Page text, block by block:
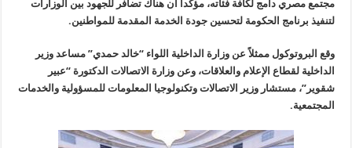
مجتمع مصري دامج لكافة فئاته، مؤكداً أن هناك تضافر للجهود بين الوزارات
لتنفيذ برنامج الحكومة لتحسين جودة الخدمة المقدمة للمواطنين.
وقع البروتوكول ممثلاً عن وزارة الداخلية اللواء “خالد حمدي” مساعد وزير
الداخلية لقطاع الإعلام والعلاقات، وعن وزارة الاتصالات الدكتورة “عبير
شقوير”، مستشار وزير الاتصالات وتكنولوجيا المعلومات للمسؤولية والخدمات
المجتمعية.